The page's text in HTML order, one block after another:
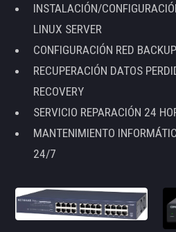
INSTALACIÓN/
LINUX SERVER
CONFIGURACIÓN RED
RECUPERACIÓN DATOS
RECOVERY
SERVICIO REPARACIÓN 24
MANTENIMIENTO
24/7